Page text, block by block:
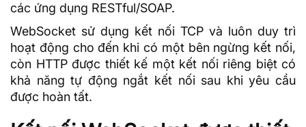
các ứng dụng RESTful/SOAP.
WebSocket sử dụng kết nối TCP và luôn duy trì
hoạt động cho đến khi có một bên ngừng kết nối,
còn HTTP được thiết kế một kết nối riêng biệt có
khả năng tự động ngắt kết nối sau khi yêu cầu
được hoàn tất.